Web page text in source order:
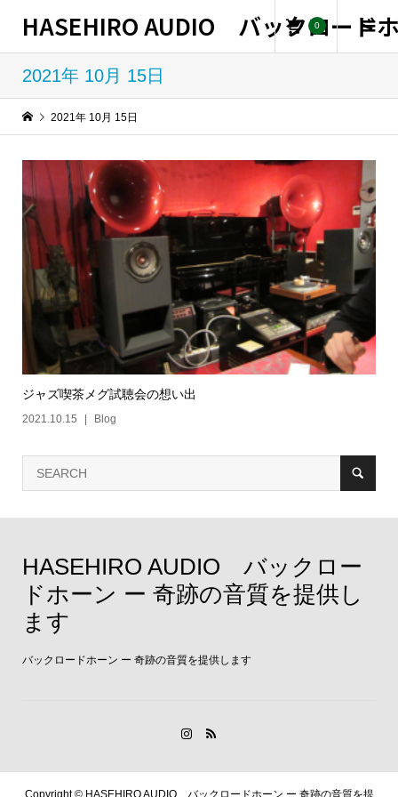
HASEHIRO AUDIO バックロード
0
2021年 10月 15日
2021年 10月 15日
ジャズ喫茶メグ試聴会の想い出
2021.10.15 Blog
HASEHIRO AUDIO バックロー
ドホーン ー 奇跡の音質を提供し
ます
バックロードホーン ー 奇跡の音質を提供します
Copyright ©HASEHIRO AUDIO バックロードホーン ー 奇跡の音質を提